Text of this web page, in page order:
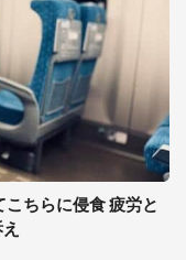
ちらに侵食 疲労と